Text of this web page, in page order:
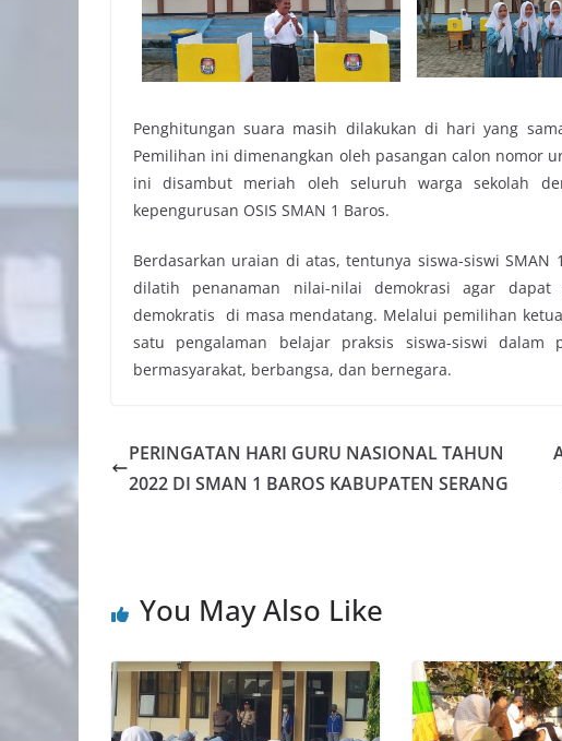
Penghitungan suara masih dilakukan di hari yang
Pemilihan ini dimenangkan oleh pasangan calon nomor
ini disambut meriah oleh seluruh warga sekolah
kepengurusan OSIS SMAN 1 Baros.
Berdasarkan uraian di atas, tentunya siswa-siswi
dilatih penanaman nilai-nilai demokrasi agar
demokratis di masa mendatang. Melalui pemilihan
satu pengalaman belajar praksis siswa-siswi
bermasyarakat, berbangsa, dan bernegara.
PERINGATAN HARI GURU NASIONAL TAHUN
2022 DI SMAN 1 BAROS KABUPATEN SERANG
You May Also Like